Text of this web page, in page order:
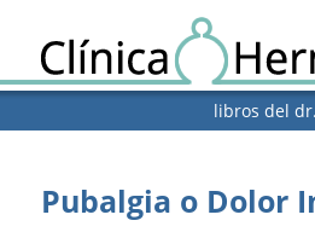
libros del
Pubalgia o Dolor